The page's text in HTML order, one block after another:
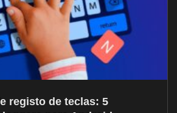
registo de teclas: 5